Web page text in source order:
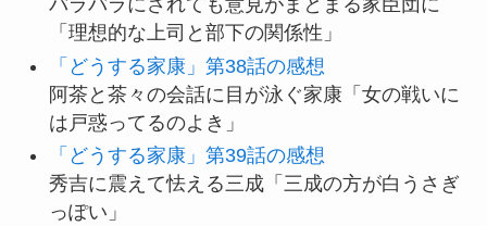
バラバラにされても意見がまとまる家臣団に
「理想的な上司と部下の関係性」
「どうする家康」第38話の感想
阿茶と茶々の会話に目が泳ぐ家康「女の戦いに
は戸惑ってるのよき」
「どうする家康」第39話の感想
秀吉に震えて怯える三成「三成の方が白うさぎ
っぽい」